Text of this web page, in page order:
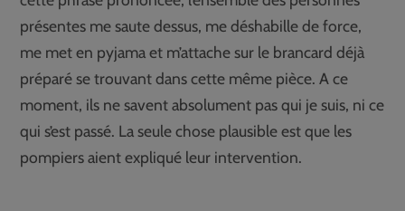
présentes me saute dessus, me déshabille de force,
me met en pyjama et m’attache sur le brancard déjà
préparé se trouvant dans cette même pièce. A ce
moment, ils ne savent absolument pas qui je suis, ni ce
qui s’est passé. La seule chose plausible est que les
pompiers aient expliqué leur intervention.